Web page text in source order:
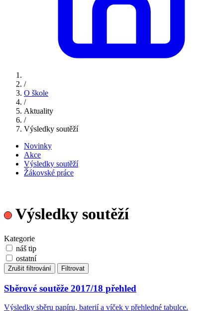
/
O škole
/
Aktuality
/
Výsledky soutěží
Novinky
Akce
Výsledky soutěží
Žákovské práce
Výsledky soutěží
Kategorie
náš tip
ostatní
Zrušit filtrování Filtrovat
Sběrové soutěže 2017/18 přehled
Výsledky sběru papíru, baterií a víček v přehledné tabulce.